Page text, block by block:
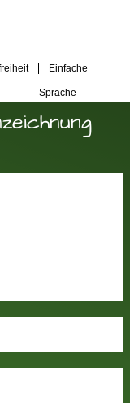
Einfache
Sprache